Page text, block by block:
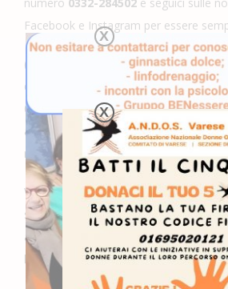
numero 0332-284502 e seguici sulle
Facebook e Instagram per essere
(Ti ricordiamo per l’anno 2021 il 5 x
dei redditi, da devolvere alla nostra
01695020121)- Le donazioni ad
ai sensi dell’art. 18 Dl 4/12/97 n. 460 e
ricevuta deve essere trattenuta ai fini
Varese, Ispra ed altri Comuni della
sono stati tra i primi Comuni che
attraverso numerose attività
locali, alla nostra Campagna di
X
X